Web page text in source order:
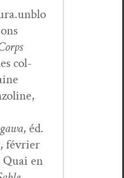
col­
, éd.
févri­er
en